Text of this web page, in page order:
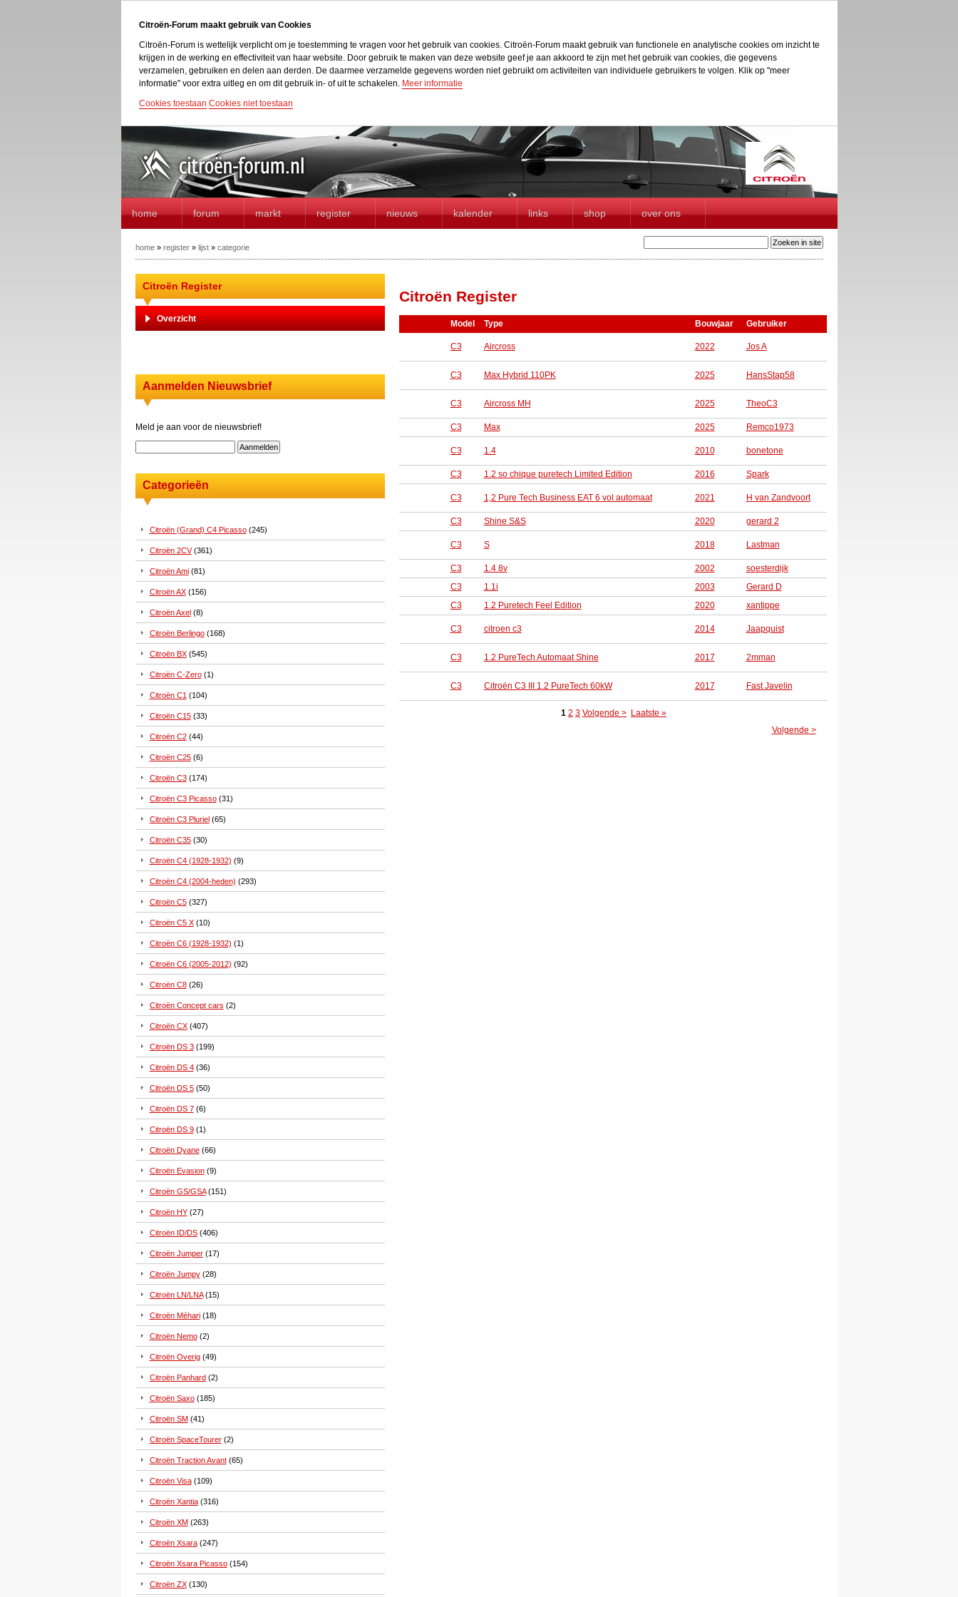
Citroën-Forum maakt gebruik van Cookies
Citroën-Forum is wettelijk verplicht om je toestemming te vragen voor het gebruik van cookies. Citroën-Forum maakt gebruik van functionele en analytische cookies om inzicht te
krijgen in de werking en effectiviteit van haar website. Door gebruik te maken van deze website geef je aan akkoord te zijn met het gebruik van cookies, die gegevens
verzamelen, gebruiken en delen aan derden. De daarmee verzamelde gegevens worden niet gebruikt om activiteiten van individuele gebruikers te volgen. Klik op "meer
informatie" voor extra uitleg en om dit gebruik in- of uit te schakelen. Meer informatie
Cookies toestaan Cookies niet toestaan
home forum markt register nieuws kalender links shop over ons
home» register» lijst» categorie
Citroën Register
Overzicht
Aanmelden Nieuwsbrief
Meld je aan voor de nieuwsbrief!
Categorieën
Citroën (Grand) C4 Picasso(245)
Citroën 2CV(361)
Citroën Ami(81)
Citroën AX(156)
Citroën Axel(8)
Citroën Berlingo(168)
Citroën BX(545)
Citroën C-Zero(1)
Citroën C1 (104)
Citroën C15(33)
Citroën C2(44)
Citroën C25(6)
Citroën C3(174)
Citroën C3 Picasso(31)
Citroën C3 Pluriel(65)
Citroën C35(30)
Citroën C4 (1928-1932) (9)
Citroën C4 (2004-heden) (293)
Citroën C5(327)
Citroën C5 X(10)
Citroën C6 (1928-1932) (1)
Citroën C6 (2005-2012) (92)
Citroën C8(26)
Citroën Concept cars (2)
Citroën CX(407)
Citroën DS 3(199)
Citroën DS 4(36)
Citroën DS 5(50)
Citroën DS 7(6)
Citroën DS 9(1)
Citroën Dyane(66)
Citroën Evasion(9)
Citroën GS/GSA(151)
Citroën HY(27)
Citroën ID/DS(406)
Citroën Jumper(17)
Citroën Jumpy(28)
Citroën LN/LNA(15)
Citroën Méhari(18)
Citroën Nemo(2)
Citroën Overig(49)
Citroën Panhard(2)
Citroën Saxo(185)
Citroën SM(41)
Citroën SpaceTourer(2)
Citroën Traction Avant(65)
Citroën Visa(109)
Citroën Xantia(316)
Citroën XM(263)
Citroën Xsara(247)
Citroën Xsara Picasso(154)
Citroën ZX(130)
Citroën Register
Model Type Bouwjaar Gebruiker
C3 Aircross 2022 Jos A
C3 Max Hybrid 110PK 2025 HansStap58
C3 Aircross MH 2025 TheoC3
C3 Max 2025 Remco1973
C3 1.4 2010 bonetone
C3 1.2 so chique puretech Limited Edition 2016 Spark
C3 1,2 Pure Tech Business EAT 6 vol automaat 2021 H van Zandvoort
C3 Shine S&S 2020 gerard 2
C3 S 2018 Lastman
C3 1.4 8v 2002
soesterdijk
C3
1.1i 2003
Gerard D
C3
1.2 Puretech Feel Edition 2020 xantippe
C3 citroen c3 2014 Jaapquist
C3 1.2 PureTech Automaat Shine 2017 2mman
C3 Citroën C3 III 1.2 PureTech 60kW 2017 Fast Javelin
1 2 3 Volgende > Laatste »
Volgende >